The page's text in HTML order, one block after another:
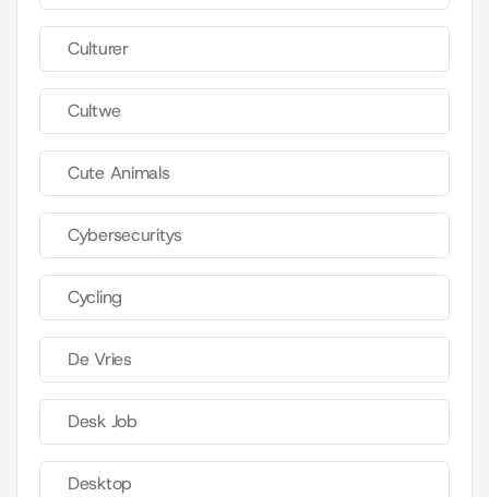
Culturer
Cultwe
Cute Animals
Cybersecuritys
Cycling
De Vries
Desk Job
Desktop